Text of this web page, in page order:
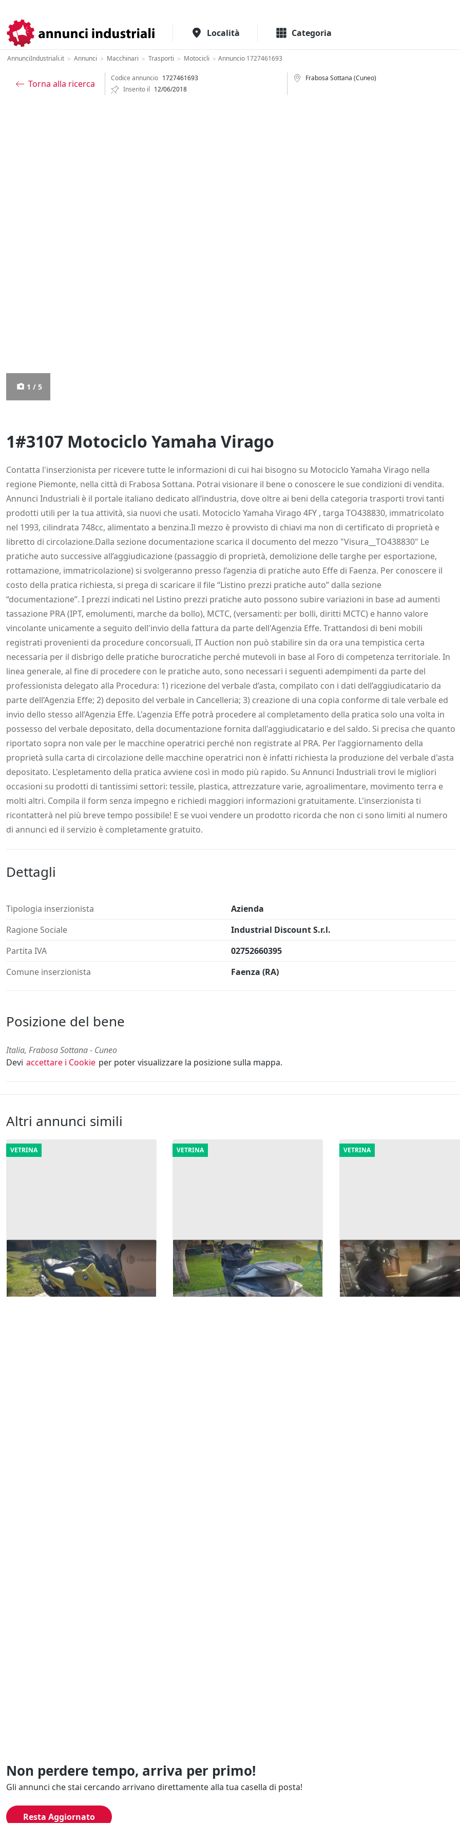
Località Categoria
AnnunciIndustriali.it > Annunci > Macchinari > Trasporti > Motocicli > Annuncio 1727461693
Torna alla ricerca
Codice annuncio 1727461693
Inserito il 12/06/2018
Frabosa Sottana (Cuneo)
1 / 5
1#3107 Motociclo Yamaha Virago
Contatta l'inserzionista per ricevere tutte le informazioni di cui hai bisogno su Motociclo Yamaha Virago nella
regione Piemonte, nella città di Frabosa Sottana. Potrai visionare il bene o conoscere le sue condizioni di vendita.
Annunci Industriali è il portale italiano dedicato all’industria, dove oltre ai beni della categoria trasporti trovi tanti
prodotti utili per la tua attività, sia nuovi che usati. Motociclo Yamaha Virago 4FY , targa TO438830, immatricolato
nel 1993, cilindrata 748cc, alimentato a benzina.Il mezzo è provvisto di chiavi ma non di certificato di proprietà e
libretto di circolazione.Dalla sezione documentazione scarica il documento del mezzo "Visura__TO438830" Le
pratiche auto successive all’aggiudicazione (passaggio di proprietà, demolizione delle targhe per esportazione,
rottamazione, immatricolazione) si svolgeranno presso l’agenzia di pratiche auto Effe di Faenza. Per conoscere il
costo della pratica richiesta, si prega di scaricare il file “Listino prezzi pratiche auto” dalla sezione
“documentazione”. I prezzi indicati nel Listino prezzi pratiche auto possono subire variazioni in base ad aumenti
tassazione PRA (IPT, emolumenti, marche da bollo), MCTC, (versamenti: per bolli, diritti MCTC) e hanno valore
vincolante unicamente a seguito dell'invio della fattura da parte dell'Agenzia Effe. Trattandosi di beni mobili
registrati provenienti da procedure concorsuali, IT Auction non può stabilire sin da ora una tempistica certa
necessaria per il disbrigo delle pratiche burocratiche perché mutevoli in base al Foro di competenza territoriale. In
linea generale, al fine di procedere con le pratiche auto, sono necessari i seguenti adempimenti da parte del
professionista delegato alla Procedura: 1) ricezione del verbale d’asta, compilato con i dati dell’aggiudicatario da
parte dell’Agenzia Effe; 2) deposito del verbale in Cancelleria; 3) creazione di una copia conforme di tale verbale ed
invio dello stesso all’Agenzia Effe. L'agenzia Effe potrà procedere al completamento della pratica solo una volta in
possesso del verbale depositato, della documentazione fornita dall'aggiudicatario e del saldo. Si precisa che quanto
riportato sopra non vale per le macchine operatrici perché non registrate al PRA. Per l'aggiornamento della
proprietà sulla carta di circolazione delle macchine operatrici non è infatti richiesta la produzione del verbale d'asta
depositato. L'espletamento della pratica avviene così in modo più rapido. Su Annunci Industriali trovi le migliori
occasioni su prodotti di tantissimi settori: tessile, plastica, attrezzature varie, agroalimentare, movimento terra e
molti altri. Compila il form senza impegno e richiedi maggiori informazioni gratuitamente. L'inserzionista ti
ricontatterà nel più breve tempo possibile! E se vuoi vendere un prodotto ricorda che non ci sono limiti al numero
di annunci ed il servizio è completamente gratuito.
Dettagli
Tipologia inserzionista
Azienda
Ragione Sociale
Industrial Discount S.r.l.
Partita IVA
02752660395
Comune inserzionista
Faenza (RA)
Posizione del bene
Italia, Frabosa Sottana - Cuneo
Devi accettare i Cookie per poter visualizzare la posizione sulla mappa.
Altri annunci simili
VETRINA
1#10040 Motociclo BMW 650 Sport
Roma (Roma)
3.500 €
VETRINA
1#9802 Scooter Honda Sw-T400,
Roma (Roma)
250 €
VETRINA
1#9970 Motociclo Piaggio
Napoli (Napoli)
1.350 €
Non perdere tempo, arriva per primo!
Gli annunci che stai cercando arrivano direttamente alla tua casella di posta!
Resta Aggiornato